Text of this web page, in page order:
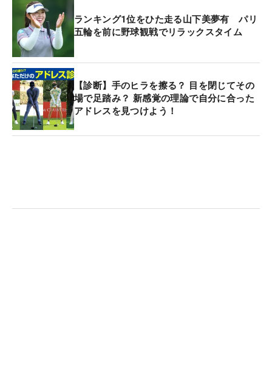
ランキング1位をひた走る山下美夢有 パリ
五輪を前に野球観戦でリラックスタイム
【診断】手のヒラを擦る？ 目を閉じてその
場で足踏み？ 新感覚の理論で自分に合った
アドレスを見つけよう！